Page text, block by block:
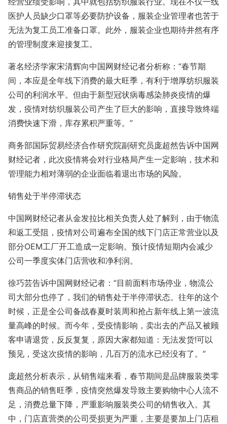
医护人员缺少口罩等必要防护设备，服装企业管理者也苦于
无法为复工员工准备口罩。此外，服装企业也期待井然有序
的管理制度来迎接复工。
著名经济学家宋清辉向中国网财经记者分析称：“春节期
间，本应是全年线下消费的最大旺季，有利于增厚纺织服装
公司的利润水平。但由于新型冠状病毒感染肺炎疫情的爆
发，疫情对纺织服装公司产生了巨大的影响，直接导致终端
消费快速下滑，库存累积严重等。”
商务部国际贸易经济合作研究院副研究员庞超然告诉中国网
财经记者，此次疫情将会对行业格局产生一定影响，技术和
管理能力相对薄弱的企业面临着退出市场的风险。
销售处于半停滞状态
中国网财经记者从金发拉比相关负责人处了解到，由于物流
和返工受阻，疫情对公司遍布全国的线下门店正常营业以及
部分OEM工厂开工造成一定影响。预计疫情短期内会减少
公司一季度实体门店营收和净利润。
徐巧芸告诉中国网财经记者：“目前面料市场停业，物流公
司大部分也停了，我们的销售处于半停滞状态。往年的这个
时候，正是全公司备战春夏时装周和抢占新年线上第一波流
量高峰的时候。而今年，受疫情影响，卖出去的产品又被顾
客申请退货，反反复复，原因大家都知道：无法发货!可以
预见，受这次疫情的影响，几百万的流水已经没有了。”
庞超然分析表示，从销售端来看，春节期间是品牌服装类零
售商品的销售旺季，疫情突然爆发导致主要购物中心人流不
足，消费总量下降，严重影响服装类公司的销售收入。其
中，门店直营类的公司受损更为严重，主要是要加上门店租